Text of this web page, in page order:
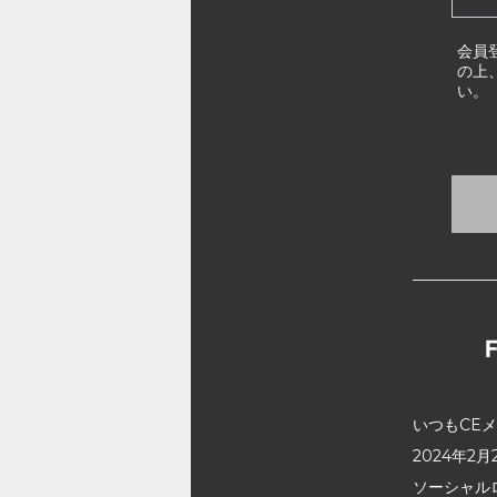
会員
の上
い。
いつもCE
2024年2月
ソーシャ